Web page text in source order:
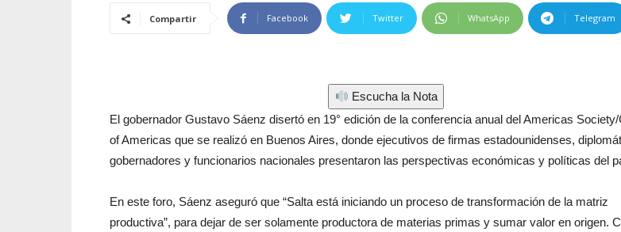
Compartir Facebook Twitter WhatsApp Telegram
Escucha la Nota
El gobernador Gustavo Sáenz disertó en 19° edición de la conferencia anual del Americas
of Americas que se realizó en Buenos Aires, donde ejecutivos de firmas estadounidenses,
gobernadores y funcionarios nacionales presentaron las perspectivas económicas y políticas del
En este foro, Sáenz aseguró que “Salta está iniciando un proceso de transformación de la matriz
productiva”, para dejar de ser solamente productora de materias primas y sumar valor en origen.